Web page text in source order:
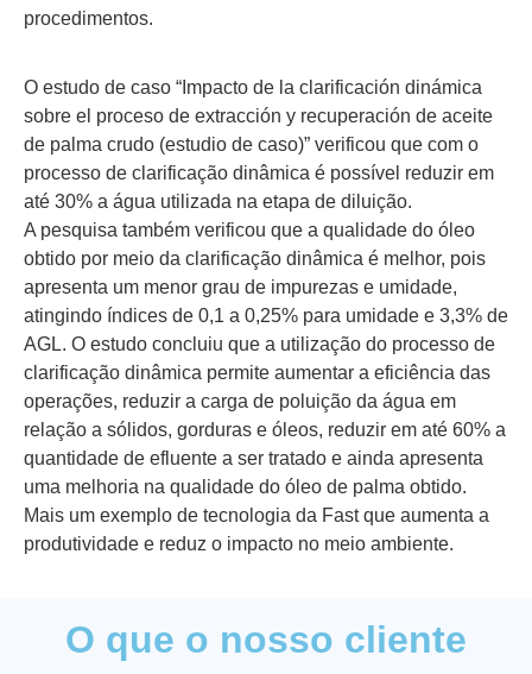
procedimentos.
O estudo de caso “Impacto de la clarificación dinámica
sobre el proceso de extracción y recuperación de aceite
de palma crudo (estudio de caso)” verificou que com o
processo de clarificação dinâmica é possível reduzir em
até 30% a água utilizada na etapa de diluição.
A pesquisa também verificou que a qualidade do óleo
obtido por meio da clarificação dinâmica é melhor, pois
apresenta um menor grau de impurezas e umidade,
atingindo índices de 0,1 a 0,25% para umidade e 3,3% de
AGL. O estudo concluiu que a utilização do processo de
clarificação dinâmica permite aumentar a eficiência das
operações, reduzir a carga de poluição da água em
relação a sólidos, gorduras e óleos, reduzir em até 60% a
quantidade de efluente a ser tratado e ainda apresenta
uma melhoria na qualidade do óleo de palma obtido.
Mais um exemplo de tecnologia da Fast que aumenta a
produtividade e reduz o impacto no meio ambiente.
O que o nosso cliente